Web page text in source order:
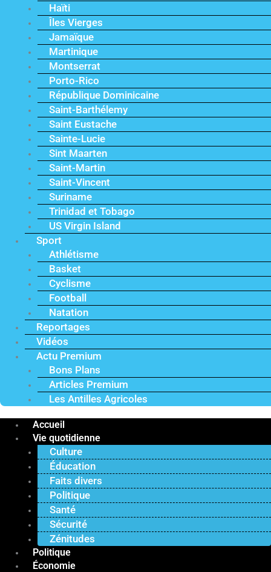
Haïti
Îles Vierges
Jamaïque
Martinique
Montserrat
Porto-Rico
République Dominicaine
Saint-Barthélemy
Saint Eustache
Sainte-Lucie
Sint Maarten
Saint-Martin
Saint-Vincent
Suriname
Trinidad et Tobago
US Virgin Island
Sport
Athlétisme
Basket
Cyclisme
Football
Natation
Reportages
Vidéos
Actu Premium
Bons Plans
Articles Premium
Les Antilles Agricoles
Accueil
Vie quotidienne
Culture
Éducation
Faits divers
Politique
Santé
Sécurité
Zénitudes
Politique
Économie